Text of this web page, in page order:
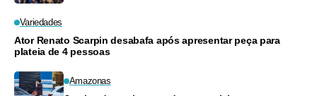
Variedades
Ator Renato Scarpin desabafa após apresentar peça para
plateia de 4 pessoas
Amazonas